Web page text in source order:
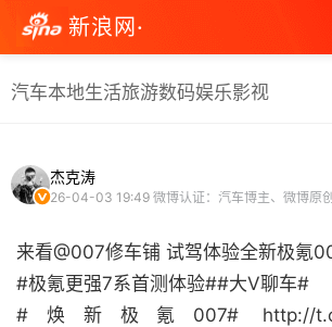
新浪网·
汽车本地生活旅游数码娱乐影视
杰克涛
26-04-03 19:49 微博认证：汽车博主、微博原
来看@007修车铺 试驾体验全新极氪
#极氪更强7系首测体验##大V聊车#
#焕新极氪007# http://t.cn/